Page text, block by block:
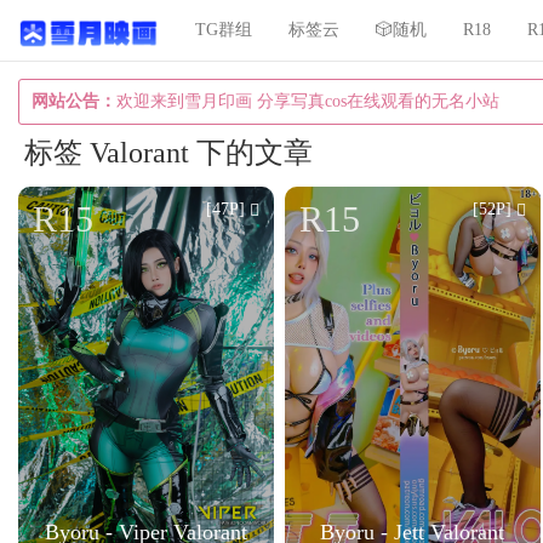
网站公告： 欢迎来到雪月印画 分享写真cos在线观看的无名小站
TG群组 标签云 🎲随机 R18
标签 Valorant 下的文章
Byoru - Viper Valorant
R15 [47P]
Byoru - Jett Valorant
R15 [52P]